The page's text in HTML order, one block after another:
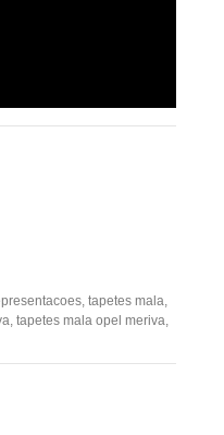
, tapetes mala
tapetes mala opel meriva